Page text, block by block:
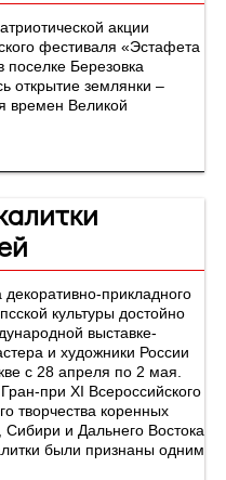
акции
фестиваля «Эстафета
поселке Березовка
времен Великой
прикладного
культуры достойно
выставке-
и художники России
с 28 апреля по 2 мая.
при XI Всероссийского
творчества коренных
и Дальнего Востока
были признаны одним